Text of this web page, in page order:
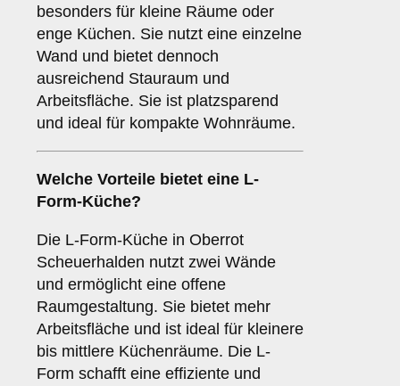
besonders für kleine Räume oder
enge Küchen. Sie nutzt eine einzelne
Wand und bietet dennoch
ausreichend Stauraum und
Arbeitsfläche. Sie ist platzsparend
und ideal für kompakte Wohnräume.
Welche Vorteile bietet eine L-
Form-Küche?
Die L-Form-Küche in Oberrot
Scheuerhalden nutzt zwei Wände
und ermöglicht eine offene
Raumgestaltung. Sie bietet mehr
Arbeitsfläche und ist ideal für kleinere
bis mittlere Küchenräume. Die L-
Form schafft eine effiziente und